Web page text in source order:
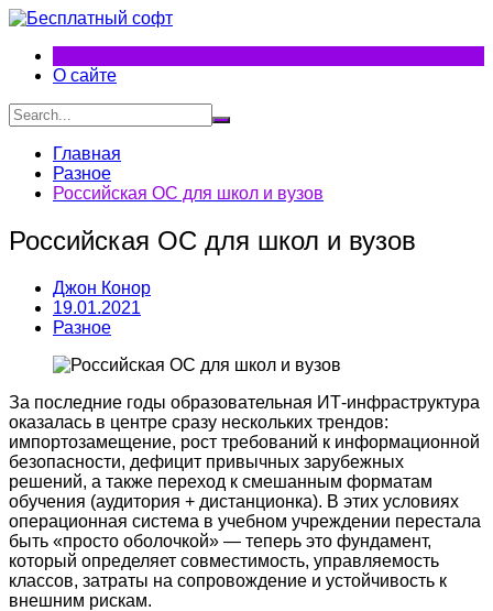
Перейти
содержимому
О сайте
Главная
Разное
Российская ОС для школ и вузов
Российская ОС для школ и вузов
Джон Конор
19.01.2021
Разное
За последние годы образовательная ИТ-инфраструктура
оказалась в центре сразу нескольких трендов:
импортозамещение, рост требований к информационной
безопасности, дефицит привычных зарубежных
решений, а также переход к смешанным форматам
обучения (аудитория + дистанционка). В этих условиях
операционная система в учебном учреждении перестала
быть «просто оболочкой» — теперь это фундамент,
который определяет совместимость, управляемость
классов, затраты на сопровождение и устойчивость к
внешним рискам.